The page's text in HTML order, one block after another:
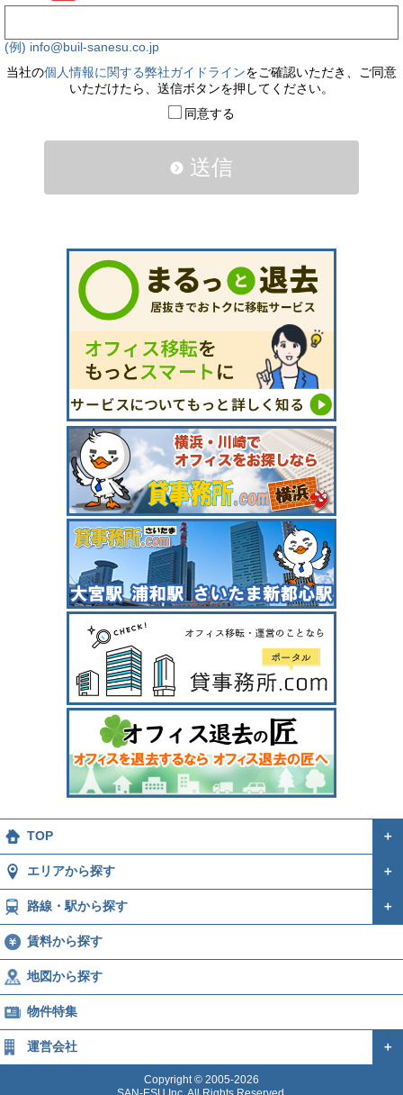
(例) info@buil-sanesu.co.jp
当社の個人情報に関する弊社ガイドラインをご確認いただき、ご同意
いただけたら、送信ボタンを押してください。
同意する
送信
TOP ＋
エリアから探す ＋
路線・駅から探す ＋
賃料から探す
地図から探す
物件特集
運営会社 ＋
Copyright © 2005-2026